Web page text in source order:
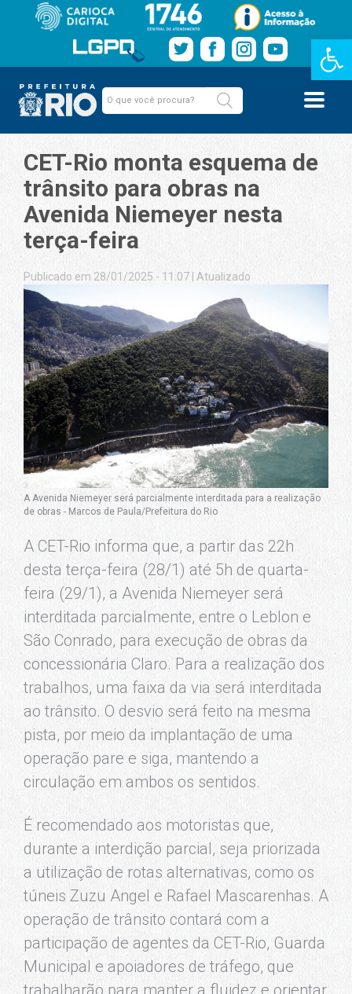
Barra de
CET-Rio monta esquema de
trânsito para obras na
Avenida Niemeyer nesta
terça-feira
Publicado em 28/01/2025 - 11:07 Atualizado
A Avenida Niemeyer será parcialmente interditada para a realização
de obras - Marcos de Paula/Prefeitura do Rio
A CET-Rio informa que, a partir das 22h
desta terça-feira (28/1) até 5h de quarta-
feira (29/1), a Avenida Niemeyer será
interditada parcialmente, entre o Leblon e
São Conrado, para execução de obras da
concessionária Claro. Para a realização dos
trabalhos, uma faixa da via será interditada
ao trânsito. O desvio será feito na mesma
pista, por meio da implantação de uma
operação pare e siga, mantendo a
circulação em ambos os sentidos.
É recomendado aos motoristas que,
durante a interdição parcial, seja priorizada
a utilização de rotas alternativas, como os
túneis Zuzu Angel e Rafael Mascarenhas. A
operação de trânsito contará com a
participação de agentes da CET-Rio, Guarda
Municipal e apoiadores de tráfego, que
trabalharão para manter a fluidez e orientar